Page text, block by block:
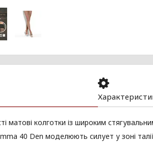
матові колготки із широким
40 Den моделюють силует у зоні